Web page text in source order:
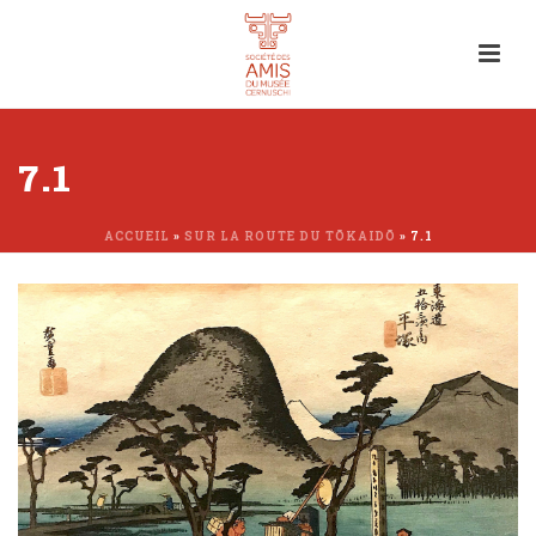
7.1
ACCUEIL » SUR LA ROUTE DU TŌKAIDŌ » 7.1